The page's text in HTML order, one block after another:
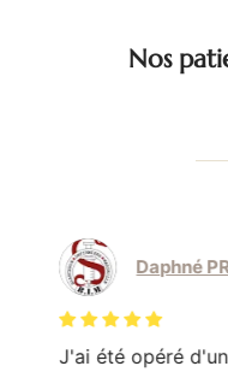
Nos
Daphné
J'ai été opéré